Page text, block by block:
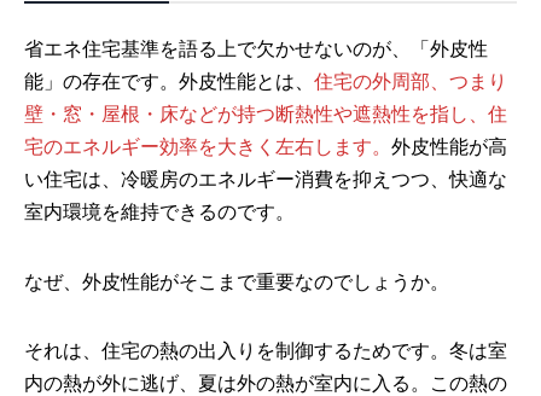
省エネ住宅基準を語る上で欠かせないのが、「外皮性
能」の存在です。外皮性能とは、 住宅の外周部、つまり
壁・窓・屋根・床などが持つ断熱性や遮熱性を指し、住
宅のエネルギー効率を大きく左右します。 外皮性能が高
い住宅は、冷暖房のエネルギー消費を抑えつつ、快適な
室内環境を維持できるのです。
なぜ、外皮性能がそこまで重要なのでしょうか。
それは、住宅の熱の出入りを制御するためです。冬は室
内の熱が外に逃げ、夏は外の熱が室内に入る。この熱の